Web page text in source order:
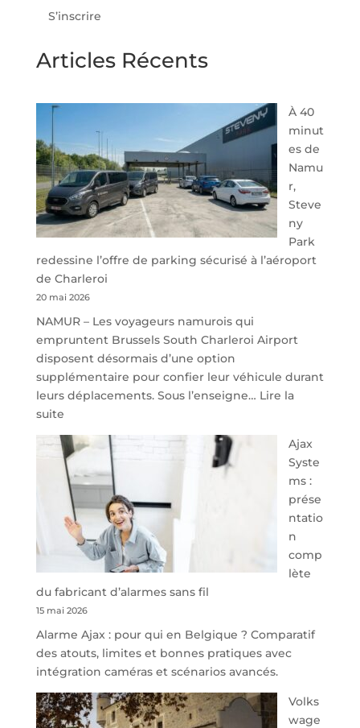
S’inscrire
Articles Récents
À 40
minut
es de
Namu
r,
Steve
ny
Park
redessine l’offre de parking sécurisé à l’aéroport
de Charleroi
20 mai 2026
NAMUR – Les voyageurs namurois qui
empruntent Brussels South Charleroi Airport
disposent désormais d’une option
supplémentaire pour confier leur véhicule durant
leurs déplacements. Sous l’enseigne… Lire la
suite:
À
40
minutes
de
Namur,
Steveny
Park
redessine
de
parking
sécurisé
à
l’aéroport
de
Charleroi
Ajax
Syste
ms :
prése
ntatio
n
comp
lète
du fabricant d’alarmes sans fil
15 mai 2026
Alarme Ajax : pour qui en Belgique ? Comparatif
des atouts, limites et bonnes pratiques avec
intégration caméras et scénarios avancés.
Volks
wage